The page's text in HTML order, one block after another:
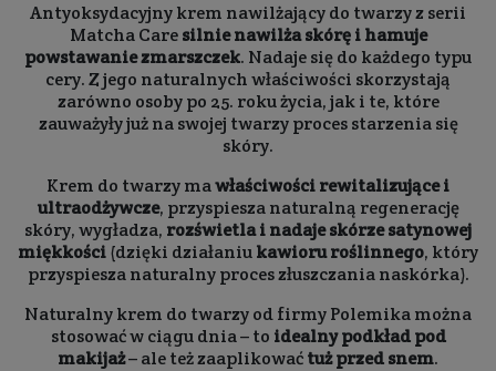
Antyoksydacyjny krem nawilżający do twarzy z serii
Matcha Caresilnie nawilża skórę i hamuje
powstawanie zmarszczek. Nadaje się do każdego typu
cery. Z jego naturalnych właściwości skorzystają
zarówno osoby po 25. roku życia, jak i te, które
zauważyły już na swojej twarzy proces starzenia się
skóry.
Krem do twarzy mawłaściwości rewitalizujące i
ultraodżywcze, przyspiesza naturalną regenerację
skóry, wygładza, rozświetla i nadaje skórze satynowej
miękkości(dzięki działaniukawioru roślinnego, który
przyspiesza naturalny proces złuszczania naskórka).
Naturalny krem do twarzy od firmy Polemika można
stosować w ciągu dnia – to idealny podkład pod
makijaż– ale też zaaplikowaćtuż przed snem.